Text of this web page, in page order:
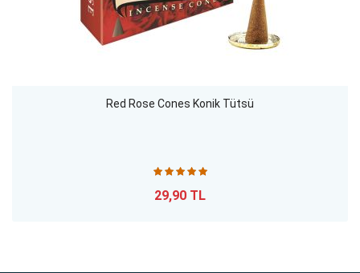
Red Rose Cones Konik Tütsü
29,90 TL